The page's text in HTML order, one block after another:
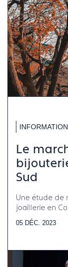
Le
Sud
Une étude de
joaillerie en
05 DÉC. 2023